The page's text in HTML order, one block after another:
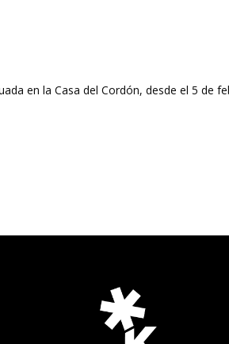
en la Casa del Cordón, desde el 5 de